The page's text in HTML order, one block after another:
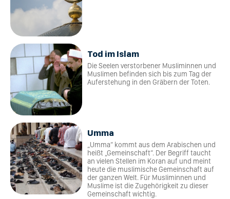
Tod im Islam
Die Seelen verstorbener Musliminnen und
Muslimen befinden sich bis zum Tag der
Auferstehung in den Gräbern der Toten.
Umma
„Umma“ kommt aus dem Arabischen und
heißt „Gemeinschaft“. Der Begriff taucht
an vielen Stellen im Koran auf und meint
heute die muslimische Gemeinschaft auf
der ganzen Welt. Für Musliminnen und
Muslime ist die Zugehörigkeit zu dieser
Gemeinschaft wichtig.